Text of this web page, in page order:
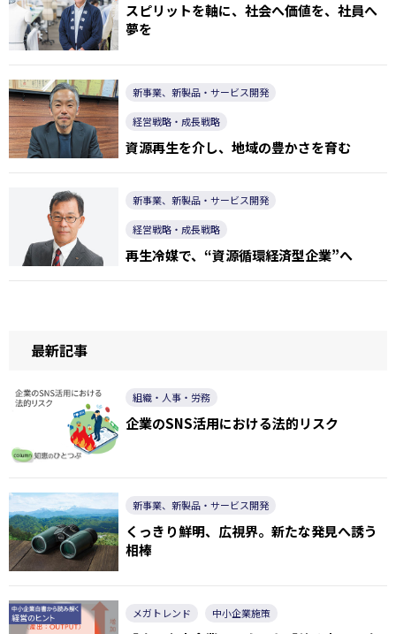
スピリットを軸に、社会へ価値を、社員へ
夢を
新事業、新製品・サービス開発
経営戦略・成長戦略
資源再生を介し、地域の豊かさを育む
新事業、新製品・サービス開発
経営戦略・成長戦略
再生冷媒で、“資源循環経済型企業”へ
最新記事
組織・人事・労務
企業のSNS活用における法的リスク
新事業、新製品・サービス開発
くっきり鮮明、広視界。新たな発見へ誘う
相棒
メガトレンド 中小企業施策